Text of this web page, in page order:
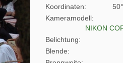
Koordinaten
Kameramodell
NIKON
Belichtung
Blende